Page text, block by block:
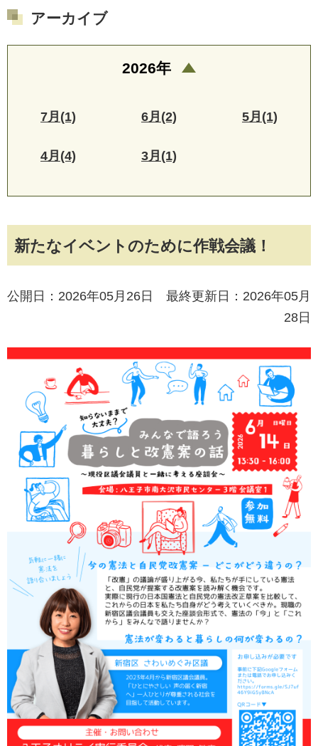
新たなイベントのために作戦会議！
公開日：2026年05月26日 最終更新日：2026年05月
28日
アーカイブ
2026年
7月(1) 6月(2) 5月(1)
4月(4) 3月(1)